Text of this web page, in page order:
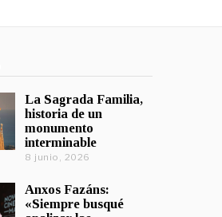
La Sagrada Familia,
historia de un
monumento
interminable
8 junio, 2026
Anxos Fazáns:
«Siempre busqué